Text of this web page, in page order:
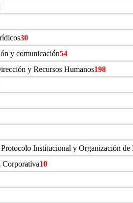
30
y comunicación54
y Recursos Humanos198
Institucional y Organización de
Corporativa10